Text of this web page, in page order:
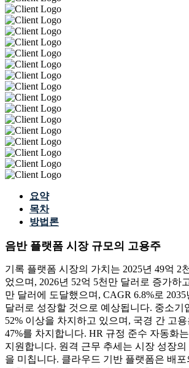
요약
목차
방법론
음반 플랫폼 시장 규모의 고용주
기록 플랫폼 시장의 가치는 2025년 49억 2
었으며, 2026년 52억 5천만 달러로 증가하
만 달러에 도달했으며, CAGR 6.8%로
달러로 성장할 것으로 예상됩니다. 중소기
52% 이상을 차지하고 있으며, 국경 간 고
47%를 차지합니다. HR 규정 준수 자동화
지원합니다. 원격 근무 추세는 시장 성장의
을 미칩니다. 클라우드 기반 플랫폼은 배포